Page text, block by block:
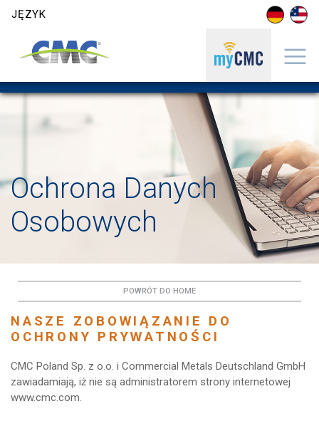
Skip to content
JĘZYK
Ochrona Danych
Osobowych
POWRÓT DO HOME
NASZE ZOBOWIĄZANIE DO
OCHRONY PRYWATNOŚCI
CMC Poland Sp. z o.o. i Commercial Metals Deutschland GmbH
zawiadamiają, iż nie są administratorem strony internetowej
www.cmc.com.